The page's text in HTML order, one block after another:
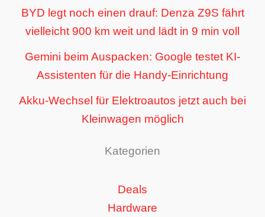
BYD legt noch einen drauf: Denza Z9S fährt
vielleicht 900 km weit und lädt in 9 min voll
Gemini beim Auspacken: Google testet KI-
Assistenten für die Handy-Einrichtung
Akku-Wechsel für Elektroautos jetzt auch bei
Kleinwagen möglich
Kategorien
Deals
Hardware